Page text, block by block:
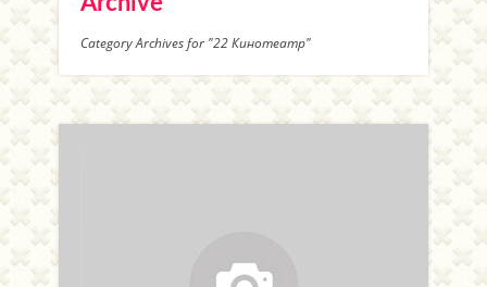
Category Archives for "22 Кинотеатр"